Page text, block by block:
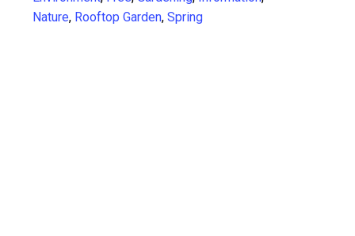
Nature, Rooftop Garden, Spring